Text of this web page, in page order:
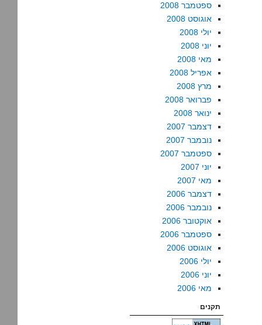
ספטמבר 2008
אוגוסט 2008
יולי 2008
יוני 2008
מאי 2008
אפריל 2008
מרץ 2008
פברואר 2008
ינואר 2008
דצמבר 2007
נובמבר 2007
ספטמבר 2007
יוני 2007
מאי 2007
דצמבר 2006
נובמבר 2006
אוקטובר 2006
ספטמבר 2006
אוגוסט 2006
יולי 2006
יוני 2006
מאי 2006
תקנים